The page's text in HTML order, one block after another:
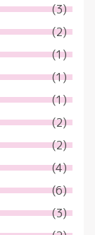
(3)
(2)
(1)
(1)
(1)
(2)
(2)
(4)
(6)
(3)